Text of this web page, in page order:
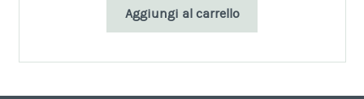
€3,15.
Aggiungi al carrello